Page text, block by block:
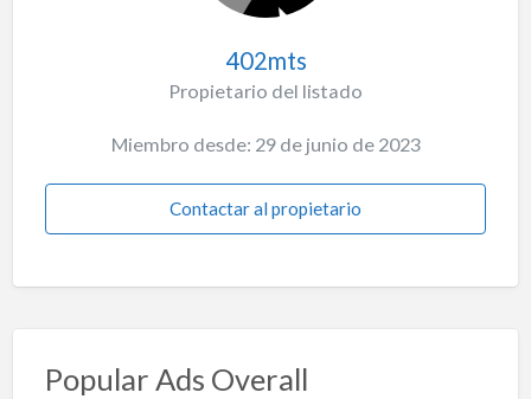
402mts
Propietario del listado
Miembro desde: 29 de junio de 2023
Contactar al propietario
Popular Ads Overall